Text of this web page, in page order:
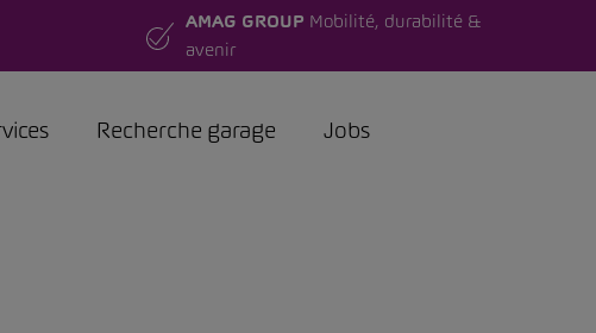
AMAG GROUP Mobilité, durabilité &
avenir
Recherche garage Jobs